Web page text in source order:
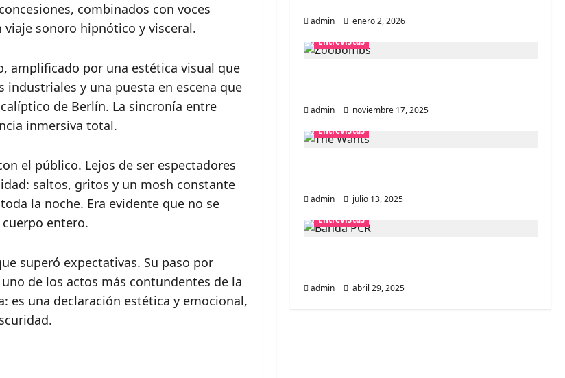
combinados con voces
sonoro hipnótico y visceral.
amplificado por una estética visual que
y una puesta en escena que
de Berlín. La sincronía entre
inmersiva total.
el público. Lejos de ser espectadores
saltos, gritos y un mosh constante
la noche. Era evidente que no se
entero.
superó expectativas. Su paso por
de los actos más contundentes de la
es una declaración estética y emocional,
admin
enero 2, 2026
Entrevistas
admin
noviembre 17, 2025
Entrevistas
admin
julio 13, 2025
Entrevistas
admin abril 29, 2025